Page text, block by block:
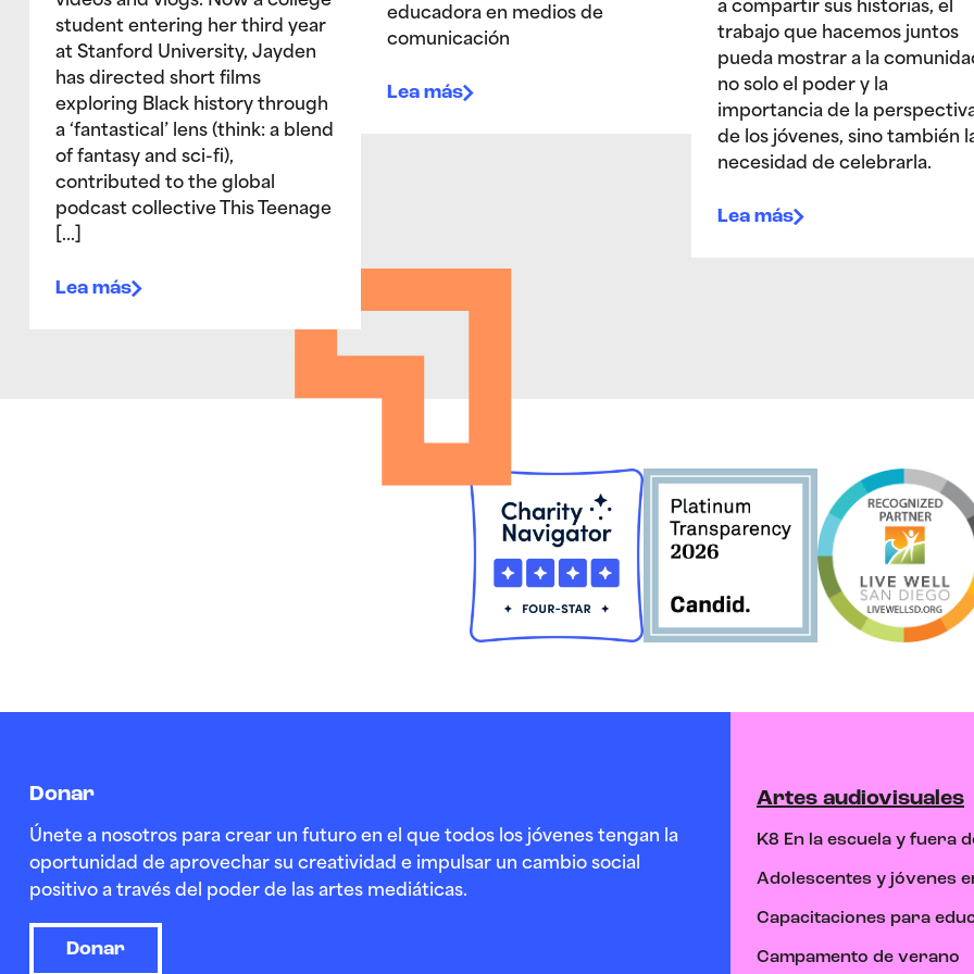
student entering her third year
at Stanford University, Jayden
has directed short films
exploring Black history through
a ‘fantastical’ lens (think: a blend
of fantasy and sci-fi),
contributed to the global
podcast collective This Teenage
[…]
Lea más
educadora en medios de
comunicación
Lea más
a compartir sus historias, el
trabajo que hacemos juntos
pueda mostrar a la
no solo el poder y la
importancia de la
de los jóvenes, sino también
necesidad de celebrarla.
Lea más
Donar
Únete a nosotros para crear un futuro en el que todos los jóvenes tengan la
oportunidad de aprovechar su creatividad e impulsar un cambio social
positivo a través del poder de las artes mediáticas.
Donar
Artes audiovisuales
K8 En la escuela y fuera
Adolescentes y jóvenes
Capacitaciones para
Campamento de verano